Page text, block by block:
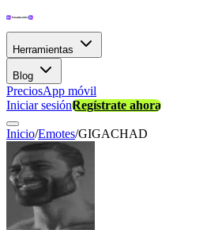
Herramientas
Blog
PreciosApp móvil
Iniciar sesiónRegístrate ahora
Inicio/Emotes/GIGACHAD